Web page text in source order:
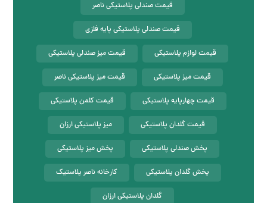
قیمت صندلی پلاستیکی ناصر
قیمت صندلی پلاستیکی پایه فلزی
قیمت لوازم پلاستیکی قیمت میز صندلی پلاستیکی
قیمت میز پلاستیکی قیمت میز پلاستیکی ناصر
قیمت چهارپایه پلاستیکی قیمت کلمن پلاستیکی
قیمت گلدان پلاستیکی میز پلاستیکی ارزان
پخش صندلی پلاستیکی پخش میز پلاستیکی
پخش گلدان پلاستیکی کارخانه ناصر پلاستیک
گلدان پلاستیکی ارزان